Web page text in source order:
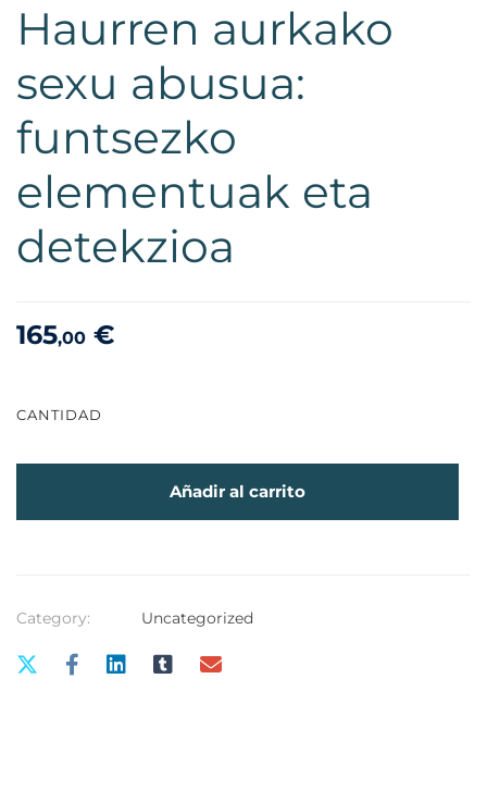
Haurren aurkako
sexu abusua:
funtsezko
elementuak eta
detekzioa
165,00 €
CANTIDAD
Añadir al carrito
Category: Uncategorized